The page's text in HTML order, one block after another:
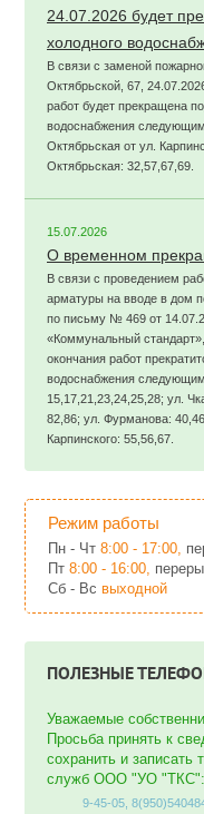
24.07.2026 будет
холодного
В связи с заменой
Октябрьской, 67,
работ будет прекращена
водоснабжения
Октябрьская от ул.
Октябрьская: 32,57,67,69.
15.07.2026
О временном
В связи с проведением
арматуры на вводе в дом
по письму № 469 от
«Коммунальный
окончания работ
водоснабжения
15,17,21,23,24,25,28; ул.
82,86; ул. Фурманова:
Карпинского: 55,56,67.
Режим работы
Пн - Чт 8:00 - 17:00,
Пт 8:00 - 16:00,
Сб - Вс выходной
ПОЛЕЗНЫЕ
Уважаемые
Просьба принять к
сохранить и
служб ООО "УО "ТКС":
9-45-05,